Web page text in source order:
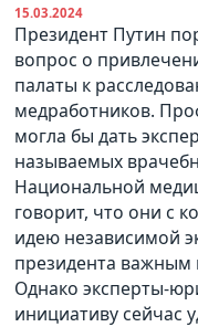
15.03.2024
Президент Путин
вопрос о
палаты к
медработников.
могла бы дать
называемых
Национальной
говорит, что они с
идею независимой
президента важным
Однако эксперты-
инициативу сейчас